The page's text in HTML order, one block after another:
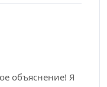
объяснение! Я